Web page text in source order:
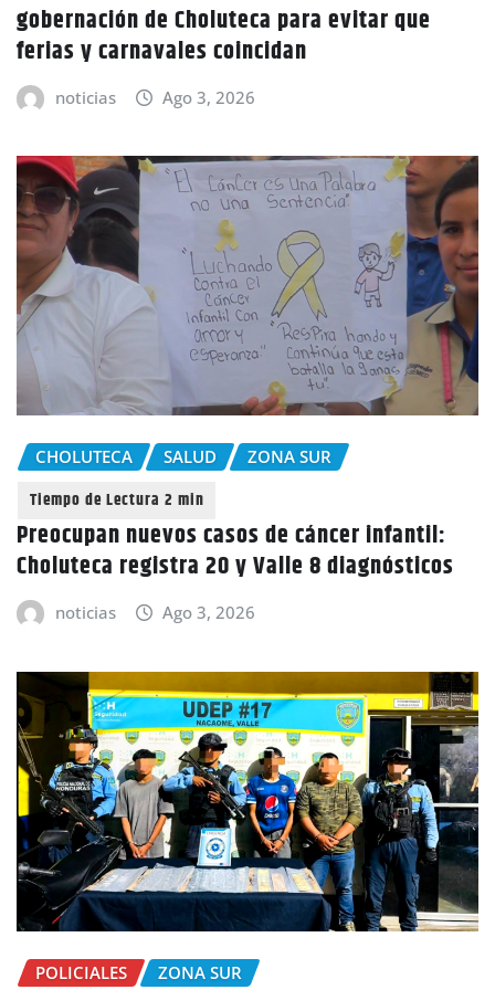
gobernación de Choluteca para evitar que
ferias y carnavales coincidan
noticias Ago 3, 2026
CHOLUTECA SALUD ZONA SUR
Preocupan nuevos casos de cáncer infantil:
Choluteca registra 20 y Valle 8 diagnósticos
noticias Ago 3, 2026
POLICIALES ZONA SUR